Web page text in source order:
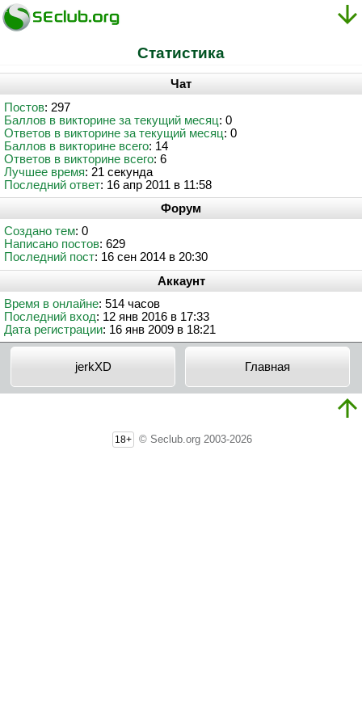
Статистика
Чат
Постов: 297
Баллов в викторине за текущий месяц: 0
Ответов в викторине за текущий месяц: 0
Баллов в викторине всего: 14
Ответов в викторине всего: 6
Лучшее время: 21 секунда
Последний ответ: 16 апр 2011 в 11:58
Форум
Создано тем: 0
Написано постов: 629
Последний пост: 16 сен 2014 в 20:30
Аккаунт
Время в онлайне: 514 часов
Последний вход: 12 янв 2016 в 17:33
Дата регистрации: 16 янв 2009 в 18:21
jerkXD Главная
18+ © Seclub.org 2003-2026